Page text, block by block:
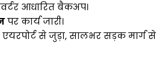
आधारित बैकअप।
पर कार्य जारी।
एयरपोर्ट से जुड़ा, सालभर सड़क मार्ग से